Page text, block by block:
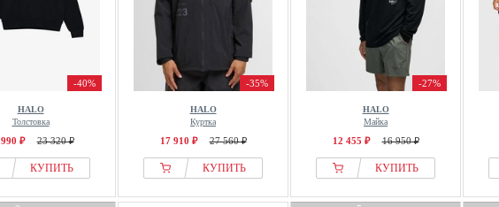
-40%
HALO
Толстовка
₽ 23 320 ₽
КУПИТЬ
-35%
HALO
Куртка
17 910 ₽ 27 560 ₽
КУПИТЬ
-27%
HALO
Майка
12 455 ₽ 16 950 ₽
КУПИТЬ